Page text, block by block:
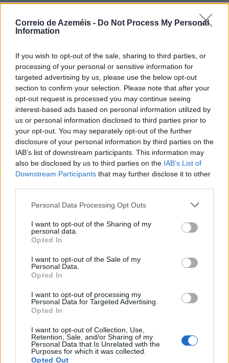
Correio de Azeméis - Do Not Process My Personal
Information
If you wish to opt-out of the sale, sharing to third parties, or
processing of your personal or sensitive information for
targeted advertising by us, please use the below opt-out
section to confirm your selection. Please note that after your
opt-out request is processed you may continue seeing
interest-based ads based on personal information utilized by
us or personal information disclosed to third parties prior to
your opt-out. You may separately opt-out of the further
disclosure of your personal information by third parties on the
IAB’s list of downstream participants. This information may
also be disclosed by us to third parties on the IAB’s List of
Downstream Participants that may further disclose it to other
Personal Data Processing Opt Outs
I want to opt-out of the Sharing of my
personal data.
Opted In
I want to opt-out of the Sale of my
Personal Data.
Opted In
I want to opt-out of processing my
Personal Data for Targeted Advertising.
Opted In
I want to opt-out of Collection, Use,
Retention, Sale, and/or Sharing of my
Personal Data that Is Unrelated with the
Purposes for which it was collected.
Opted Out
6/08/2026
Grandiosas Festas em Honra do Mártir S. Sebastião,